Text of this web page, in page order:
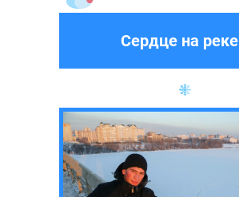
Сердце на реке